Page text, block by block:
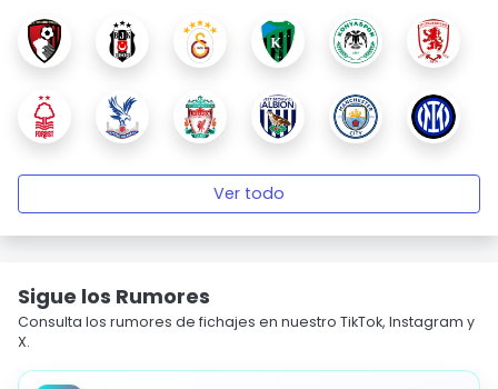
Ver todo
Sigue los Rumores
Consulta los rumores de fichajes en nuestro TikTok, Instagram y
X.